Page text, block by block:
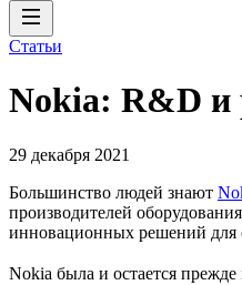
Статьи
Nokia: R&D и
29 декабря 2021
Большинство людей знают
производителей
инновационных решений для
Nokia была и остается